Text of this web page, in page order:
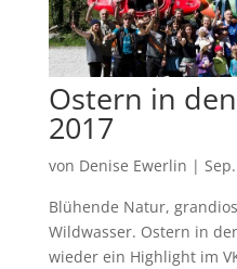
Ostern in
2017
von Denise Ewerlin |
Blühende Natur,
Wildwasser. Ostern in
wieder ein Highlight im